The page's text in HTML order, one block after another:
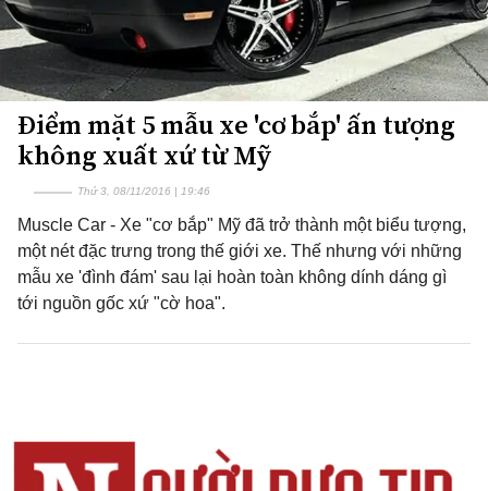
Điểm mặt 5 mẫu xe 'cơ bắp' ấn tượng
không xuất xứ từ Mỹ
Thứ 3, 08/11/2016 | 19:46
Muscle Car - Xe "cơ bắp" Mỹ đã trở thành một biểu tượng,
một nét đặc trưng trong thế giới xe. Thế nhưng với những
mẫu xe 'đình đám' sau lại hoàn toàn không dính dáng gì
tới nguồn gốc xứ "cờ hoa".